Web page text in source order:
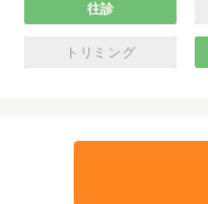
往診
トリミング